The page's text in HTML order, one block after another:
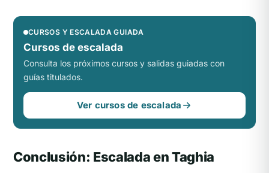
CURSOS Y ESCALADA GUIADA
Cursos de escalada
Consulta los próximos cursos y salidas guiadas con
guías titulados.
Ver cursos de escalada
Conclusión: Escalada en Taghia